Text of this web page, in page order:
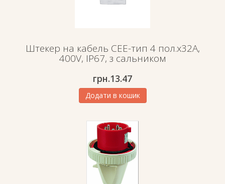
Штекер на кабель СЕЕ-тип 4 пол.х32А,
400V, IP67, з сальником
грн.13.47
Додати в кошик